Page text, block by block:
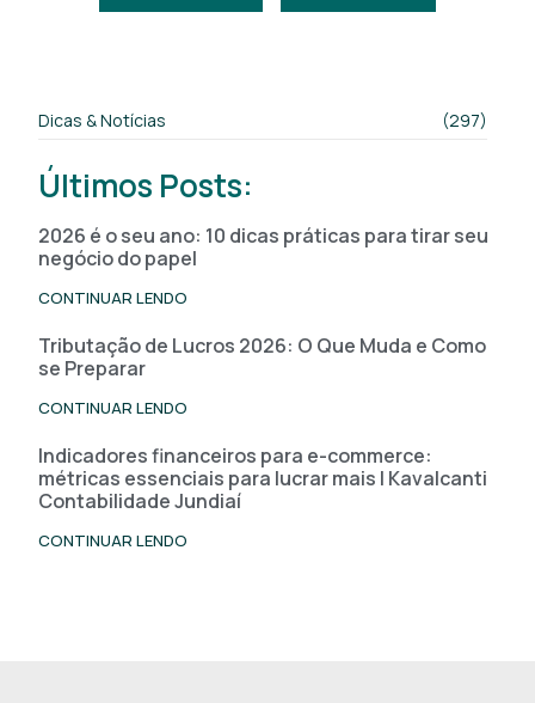
Dicas & Notícias (297)
Últimos Posts:
2026 é o seu ano: 10 dicas práticas para tirar seu
negócio do papel
CONTINUAR LENDO
Tributação de Lucros 2026: O Que Muda e Como
se Preparar
CONTINUAR LENDO
Indicadores financeiros para e-commerce:
métricas essenciais para lucrar mais | Kavalcanti
Contabilidade Jundiaí
CONTINUAR LENDO